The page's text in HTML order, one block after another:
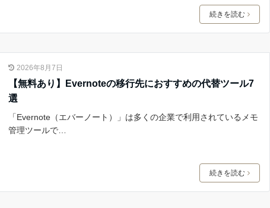
続きを読む
2026年8月7日
【無料あり】Evernoteの移行先におすすめの代替ツール7
選
「Evernote（エバーノート）」は多くの企業で利用されているメモ
管理ツールで…
続きを読む